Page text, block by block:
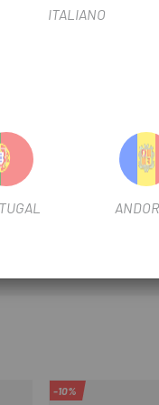
para RD-M4000/M3000)
-10%
ITALIANO